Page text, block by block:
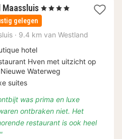
Maassluis1
nacht
vanaf
€
, 4 Sterren
gelegen
· 9.4 km van Westland
hotel
Hven met uitzicht op
Waterweg
suites
was prima en luxe
ontbraken niet. Het
restaurant is ook heel